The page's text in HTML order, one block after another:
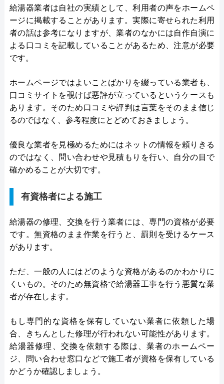
給湯器業者は自社の実績として、利用者の声をホームペ
ージに掲載することがあります。実際に寄せられた利用
者の話は参考になりますが、業者のなかには自作自演に
よる口コミを記載していることがあるため、注意が必要
です。
ホームページではよいことばかりを綴っている業者も、
口コミサイトを覗けば悪評が立っているというケースも
あります。そのため口コミや評判は言葉をそのまま信じ
るのではなく、参考程度にとどめておきましょう。
優良な業者を見極めるためにはネットの情報を頼りきる
のではなく、問い合わせや見積もりを行い、自分の目で
確かめることが大切です。
有資格者による施工
給湯器の修理、交換を行う業者には、専門の資格が必要
です。無資格のまま作業を行うと、罰則を受けるケース
があります。
ただ、一般の人にはどのような資格があるのかわかりに
くいもの。そのため無資格で給湯器工事を行う悪質な業
者が存在します。
もし専門的な資格を保有していない業者に依頼した場
合、きちんとした修理が行われない可能性があります。
給湯器修理、交換を依頼する際は、業者のホームペー
ジ、問い合わせ窓口などで施工者が資格を保有している
かどうか確認しましょう。